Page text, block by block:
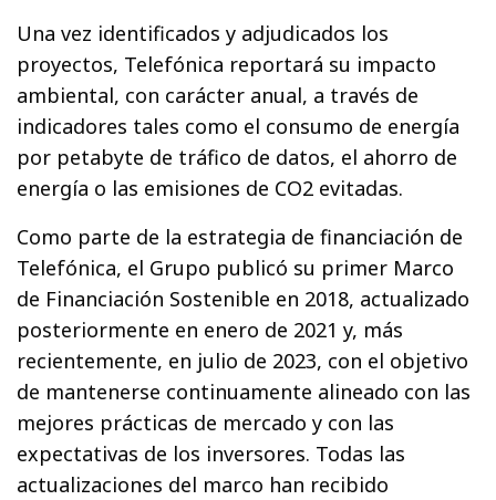
Una vez identificados y adjudicados los
proyectos, Telefónica reportará su impacto
ambiental, con carácter anual, a través de
indicadores tales como el consumo de energía
por petabyte de tráfico de datos, el ahorro de
energía o las emisiones de CO2 evitadas.
Como parte de la estrategia de financiación de
Telefónica, el Grupo publicó su primer Marco
de Financiación Sostenible en 2018, actualizado
posteriormente en enero de 2021 y, más
recientemente, en julio de 2023, con el objetivo
de mantenerse continuamente alineado con las
mejores prácticas de mercado y con las
expectativas de los inversores. Todas las
actualizaciones del marco han recibido